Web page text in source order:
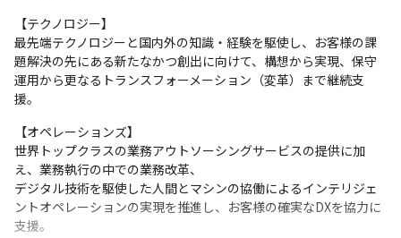
【テクノロジー】
最先端テクノロジーと国内外の知識・経験を駆使し、お客様の課
題解決の先にある新たなかつ創出に向けて、構想から実現、保守
運用から更なるトランスフォーメーション（変革）まで継続支
援。
【オペレーションズ】
世界トップクラスの業務アウトソーシングサービスの提供に加
え、業務執行の中での業務改革、
デジタル技術を駆使した人間とマシンの協働によるインテリジェ
ントオペレーションの実現を推進し、お客様の確実なDXを協力に
支援。